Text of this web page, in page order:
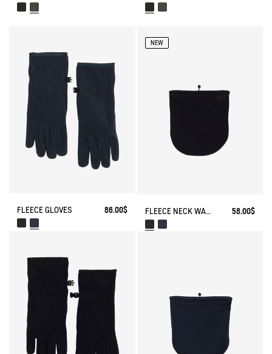
FLEECE GLOVES 86.00$
NEW
FLEECE NECK WARMER 58.00$